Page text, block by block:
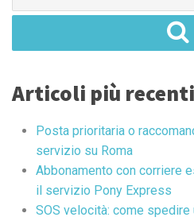
Articoli più recenti
Posta prioritaria o
servizio su Roma
Abbonamento con corriere
il servizio Pony Express
SOS velocità: come